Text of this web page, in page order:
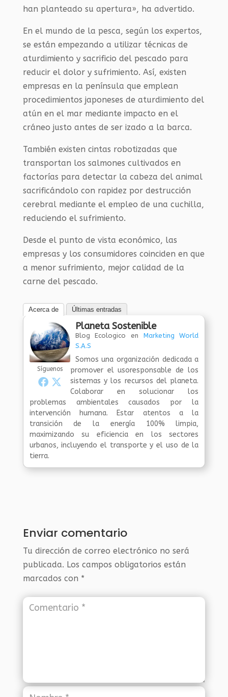
han planteado su apertura», ha advertido.
En el mundo de la pesca, según los expertos,
se están empezando a utilizar técnicas de
aturdimiento y sacrificio del pescado para
reducir el dolor y sufrimiento. Así, existen
empresas en la península que emplean
procedimientos japoneses de aturdimiento del
atún en el mar mediante impacto en el
cráneo justo antes de ser izado a la barca.
También existen cintas robotizadas que
transportan los salmones cultivados en
factorías para detectar la cabeza del animal
sacrificándolo con rapidez por destrucción
cerebral mediante el empleo de una cuchilla,
reduciendo el sufrimiento.
Desde el punto de vista económico, las
empresas y los consumidores coinciden en que
a menor sufrimiento, mejor calidad de la
carne del pescado.
Acerca de Últimas entradas
Síguenos
Planeta Sostenible
Blog Ecologico en Marketing World
S.A.S
Somos una organización dedicada a
promover el usoresponsable de los
sistemas y los recursos del planeta.
Colaborar en solucionar los
problemas ambientales causados por la
intervención humana. Estar atentos a la
transición de la energía 100% limpia,
maximizando su eficiencia en los sectores
urbanos, incluyendo el transporte y el uso de la
tierra.
Enviar comentario
Tu dirección de correo electrónico no será
publicada. Los campos obligatorios están
marcados con *